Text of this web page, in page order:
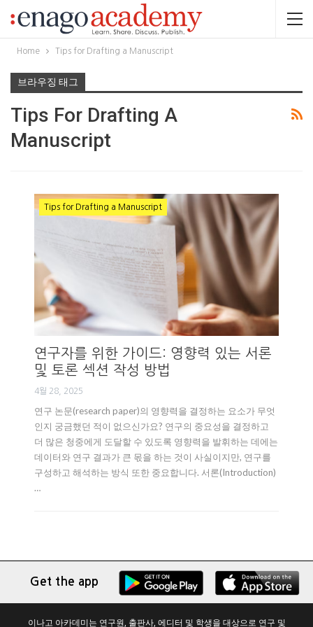
Home Tips for Drafting a Manuscript
브라우징 태그
Tips For Drafting A
Manuscript
Tips for Drafting a Manuscript
연구자를 위한 가이드: 영향력 있는 서론
및 토론 섹션 작성 방법
4월 28, 2025
연구 논문(research paper)의 영향력을 결정하는 요소가 무엇
인지 궁금했던 적이 없으신가요? 연구의 중요성을 결정하고
더 많은 청중에게 도달할 수 있도록 영향력을 발휘하는 데에는
데이터와 연구 결과가 큰 몫을 하는 것이 사실이지만, 연구를
구성하고 해석하는 방식 또한 중요합니다. 서론(Introduction)
…
Get the app
이나고 아카데미는 연구원, 출판사, 에디터 및 학생을 대상으로 연구 및